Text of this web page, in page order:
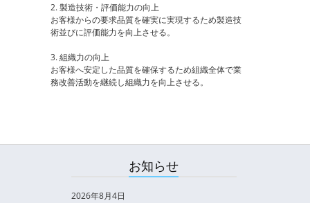
2. 製造技術・評価能力の向上
お客様からの要求品質を確実に実現するため製造技
術並びに評価能力を向上させる。
3. 組織力の向上
お客様へ安定した品質を確保するため組織全体で業
務改善活動を継続し組織力を向上させる。
お知らせ
2026年8月4日